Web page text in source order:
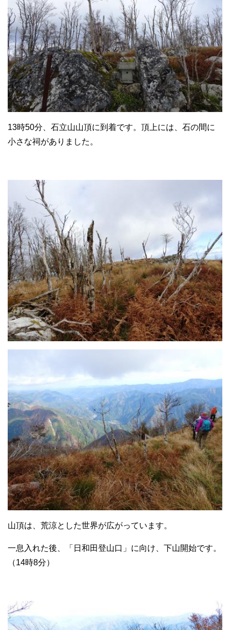
13時50分、石立山山頂に到着です。頂上には、石の間に
小さな祠がありました。
山頂は、荒涼とした世界が広がっています。
一息入れた後、「日和田登山口」に向け、下山開始です。
（14時8分）